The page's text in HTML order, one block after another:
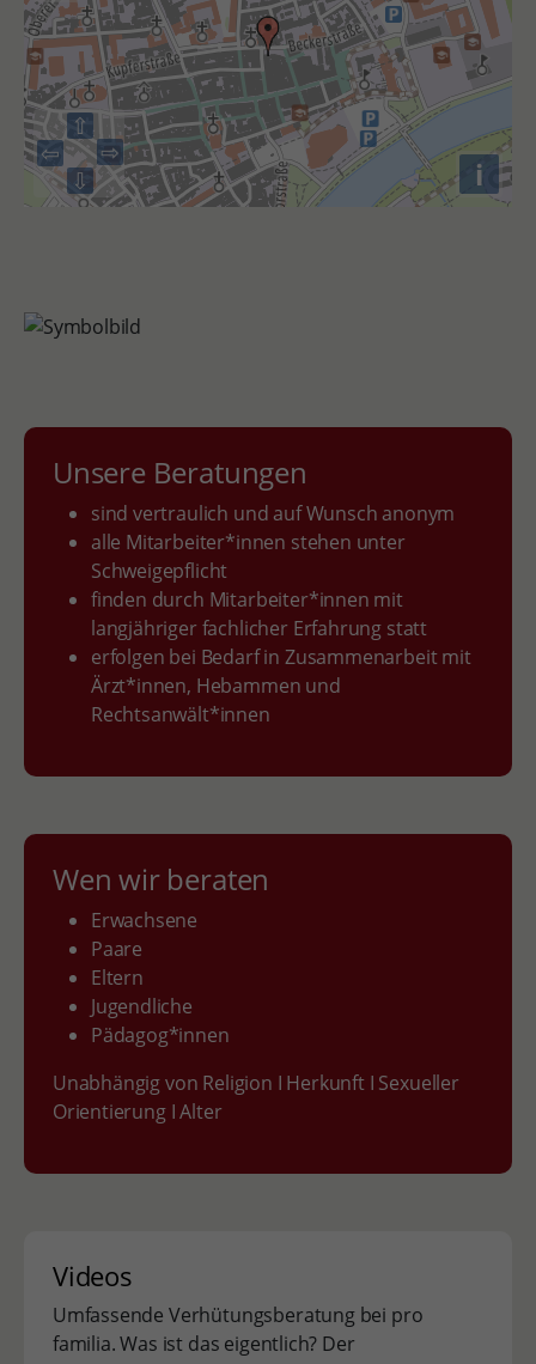
⇧
⇨
⇦
⇩
i
Unsere Beratungen
sind vertraulich und auf Wunsch anonym
alle Mitarbeiter*innen stehen unter
Schweigepflicht
finden durch Mitarbeiter*innen mit
langjähriger fachlicher Erfahrung statt
erfolgen bei Bedarf in Zusammenarbeit mit
Ärzt*innen, Hebammen und
Rechtsanwält*innen
Wen wir beraten
Erwachsene
Paare
Eltern
Jugendliche
Pädagog*innen
Unabhängig von Religion I Herkunft I Sexueller
Orientierung I Alter
Videos
Umfassende Verhütungsberatung bei pro
familia. Was ist das eigentlich? Der